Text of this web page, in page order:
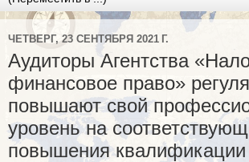
ЧЕТВЕРГ, 23 СЕНТЯБРЯ 2021 Г.
Аудиторы Агентства
финансовое право»
повышают свой
уровень на
повышения квалификации